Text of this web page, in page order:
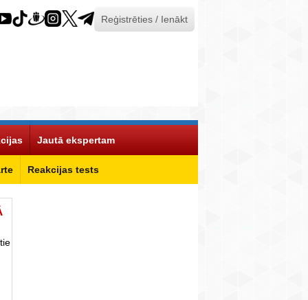
Reģistrēties / Ienākt
Reakcijas tests
Jautā ekspertam